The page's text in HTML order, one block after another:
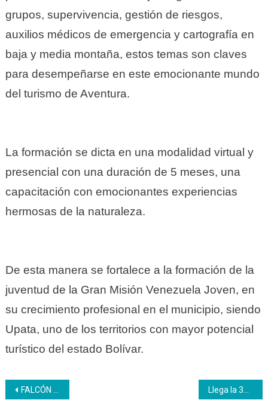
grupos, supervivencia, gestión de riesgos,
auxilios médicos de emergencia y cartografía en
baja y media montaña, estos temas son claves
para desempeñarse en este emocionante mundo
del turismo de Aventura.
La formación se dicta en una modalidad virtual y
presencial con una duración de 5 meses, una
capacitación con emocionantes experiencias
hermosas de la naturaleza.
De esta manera se fortalece a la formación de la
juventud de la Gran Misión Venezuela Joven, en
su crecimiento profesional en el municipio, siendo
Upata, uno de los territorios con mayor potencial
turístico del estado Bolívar.
Navegación
FALCÓN | Inces avanza con Plan Formativo dirigido al Movimiento Nacional de Recreadores Llega la 3era Olimpiada de Robótica WRO Venezuela a Caracas